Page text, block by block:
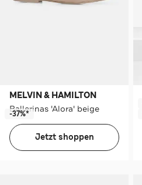
MELVIN & HAMILTON
Ballerinas 'Alora' beige
-37%*
Jetzt shoppen